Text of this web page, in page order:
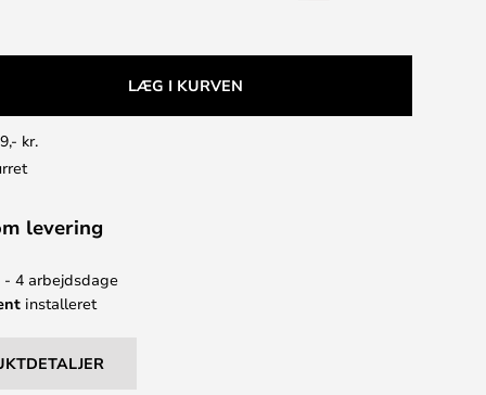
LÆG I KURVEN
kr.
levering
4 arbejdsdage
installeret